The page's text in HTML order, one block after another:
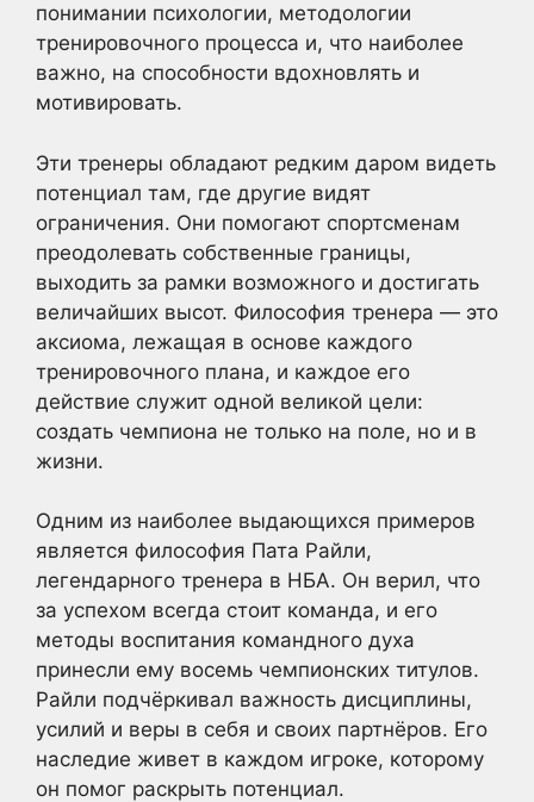
понимании психологии, методологии
тренировочного процесса и, что наиболее
важно, на способности вдохновлять и
мотивировать.
Эти тренеры обладают редким даром видеть
потенциал там, где другие видят
ограничения. Они помогают спортсменам
преодолевать собственные границы,
выходить за рамки возможного и достигать
величайших высот. Философия тренера — это
аксиома, лежащая в основе каждого
тренировочного плана, и каждое его
действие служит одной великой цели:
создать чемпиона не только на поле, но и в
жизни.
Одним из наиболее выдающихся примеров
является философия Пата Райли,
легендарного тренера в НБА. Он верил, что
за успехом всегда стоит команда, и его
методы воспитания командного духа
принесли ему восемь чемпионских титулов.
Райли подчёркивал важность дисциплины,
усилий и веры в себя и своих партнёров. Его
наследие живет в каждом игроке, которому
он помог раскрыть потенциал.